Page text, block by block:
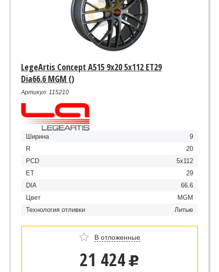
LegeArtis Concept A515 9x20 5x112 ET29
Dia66.6 MGM ()
Артикул: 115210
Ширина
9
R
20
PCD
5x112
ET
29
DIA
66.6
Цвет
MGM
Технология отливки
Литые
В отложенные
21 424 u